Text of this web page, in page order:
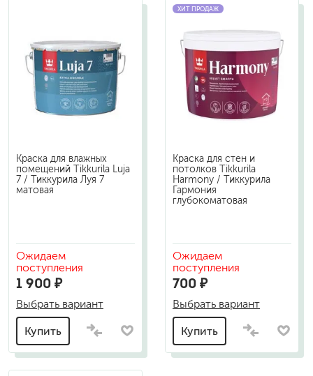
Краска для влажных
помещений Tikkurila Luja
7 / Тиккурила Луя 7
матовая
Ожидаем
поступления
1 900 ₽
Выбрать вариант
Купить
ХИТ ПРОДАЖ
Краска для стен и
потолков Tikkurila
Harmony / Тиккурила
Гармония
глубокоматовая
Ожидаем
поступления
700 ₽
Выбрать вариант
Купить